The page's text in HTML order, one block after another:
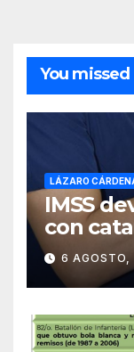
You missed
LÁZARO
IMSS
con
23 años
6